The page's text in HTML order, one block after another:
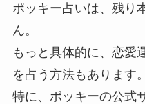
ポッキー占いは、残り
ん。
もっと具体的に、恋愛
を占う方法もあります。
特に、ポッキーの公式